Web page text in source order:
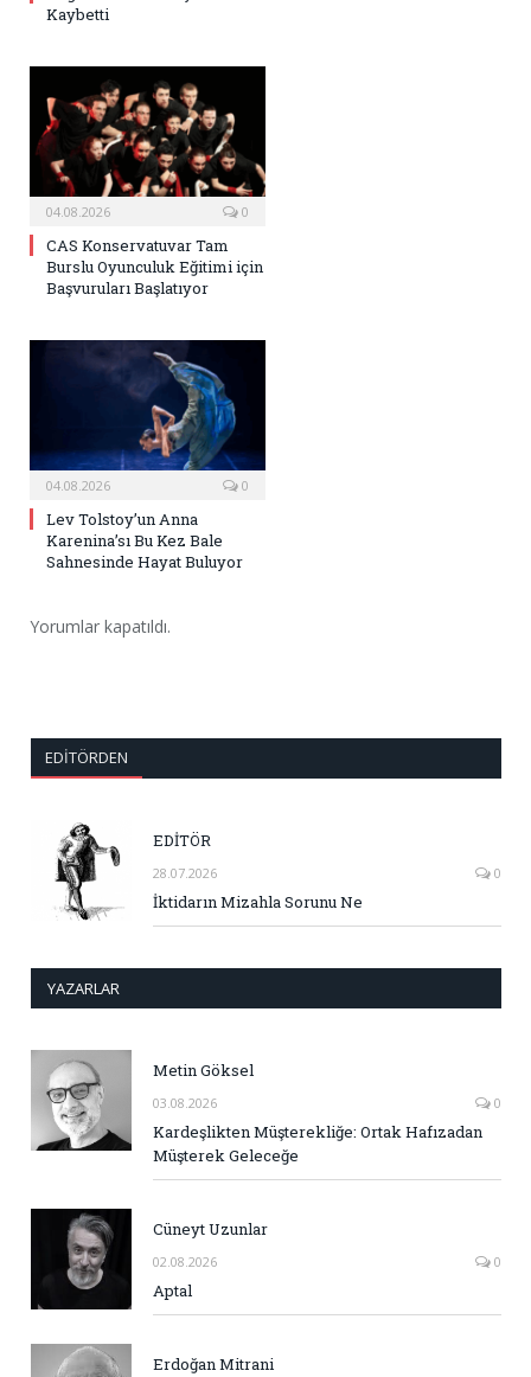
Kaybetti
04.08.2026 0
CAS Konservatuvar Tam
Burslu Oyunculuk Eğitimi için
Başvuruları Başlatıyor
04.08.2026 0
Lev Tolstoy’un Anna
Karenina’sı Bu Kez Bale
Sahnesinde Hayat Buluyor
Yorumlar kapatıldı.
EDITÖRDEN
EDİTÖR
28.07.2026 0
İktidarın Mizahla Sorunu Ne
YAZARLAR
Metin Göksel
03.08.2026 0
Kardeşlikten Müşterekliğe: Ortak Hafızadan
Müşterek Geleceğe
Cüneyt Uzunlar
02.08.2026 0
Aptal
Erdoğan Mitrani